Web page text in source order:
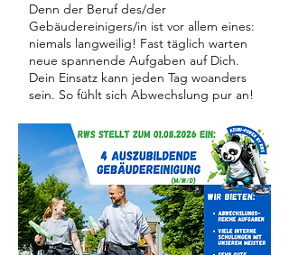
Denn der Beruf des/der
Gebäudereinigers/in ist vor allem eines:
niemals langweilig! Fast täglich warten
neue spannende Aufgaben auf Dich.
Dein Einsatz kann jeden Tag woanders
sein. So fühlt sich Abwechslung pur an!